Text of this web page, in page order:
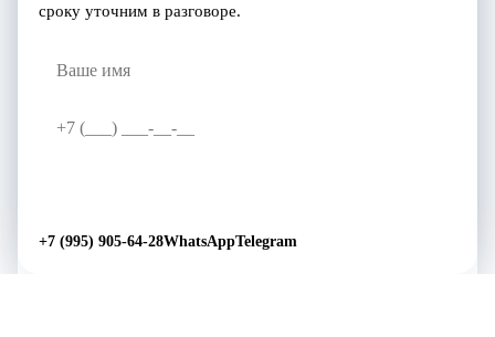
сроку уточним в разговоре.
+7 (995) 905-64-28WhatsAppTelegram